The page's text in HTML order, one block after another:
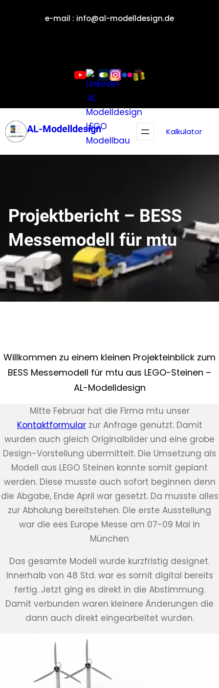
e-mail : info@al-modelldesign.de
AL-Modelldesign Kalkulator
Projektbericht – BESS
Messemodell für mtu
Willkommen zu einem kleinen Projekteinblick zum
BESS Messemodell für mtu aus LEGO-Steinen –
AL-Modelldesign
Mitte Februar hat die Firma mtu unser
Kontaktformularzur Anfrage genutzt. Damit
wurden auch gleich Originalbilder und eine grobe
Design-Vorstellung übermittelt. Die Umsetzung als
Modell aus LEGO Steinen konnte somit geplant
werden. Diese musste auch sofort beginnen denn
die Abgabe, Ende April war gesetzt. Da musste alles
zur Abholung bereitstehen. Die erste Ausstellung
war die ees Europe Messe am 07-09 Mai in
München
Das gesamte Modell wurde kurzfristig designet.
Innerhalb von 48 Std. war es somit digital bereits
fertig. Jetzt ging es direkt in die Abstimmung.
Damit verbunden waren kleinere Änderungen die
dann auch direkt eingearbeitet wurden.